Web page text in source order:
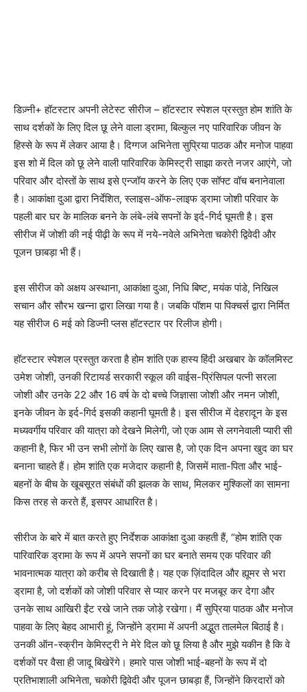
डिज़्नी+ हॉटस्टार अपनी लेटेस्ट सीरीज – हॉटस्टार स्पेशल प्रस्तुत होम शांति के
साथ दर्शकों के लिए दिल छू लेने वाला ड्रामा, बिल्कुल नए पारिवारिक जीवन के
हिस्से के रूप में लेकर आया है। दिग्गज अभिनेता सुप्रिया पाठक और मनोज पाहवा
इस शो में दिल को छू लेने वाली पारिवारिक केमिस्ट्री साझा करते नजर आएंगे, जो
परिवार और दोस्तों के साथ इसे एन्जॉय करने के लिए एक सॉफ्ट वॉच बनानेवाला
है। आकांक्षा दुआ द्वारा निर्देशित, स्लाइस-ऑफ-लाइफ ड्रामा जोशी परिवार के
पहली बार घर के मालिक बनने के लंबे-लंबे सपनों के इर्द-गिर्द घूमती है। इस
सीरीज में जोशी की नई पीढ़ी के रूप में नये-नवेले अभिनेता चकोरी द्विवेदी और
पूजन छाबड़ा भी हैं।
इस सीरीज को अक्षय अस्थाना, आकांक्षा दुआ, निधि बिष्ट, मयंक पांडे, निखिल
सचान और सौरभ खन्ना द्वारा लिखा गया है। जबकि पॉशम पा पिक्चर्स द्वारा निर्मित
यह सीरीज 6 मई को डिज्नी प्लस हॉटस्टार पर रिलीज होगी।
हॉटस्टार स्पेशल प्रस्तुत करता है होम शांति एक हास्य हिंदी अखबार के कॉलमिस्ट
उमेश जोशी, उनकी रिटायर्ड सरकारी स्कूल की वाईस-प्रिंसिपल पत्नी सरला
जोशी और उनके 22 और 16 वर्ष के दो बच्चे जिज्ञासा जोशी और नमन जोशी,
इनके जीवन के इर्द-गिर्द इसकी कहानी घूमती है। इस सीरीज में देहरादून के इस
मध्यवर्गीय परिवार की यात्रा को देखने मिलेगी, जो एक आम से लगनेवाली प्यारी सी
कहानी है, फिर भी उन सभी लोगों के लिए खास है, जो एक दिन अपना खुद का घर
बनाना चाहते हैं। होम शांति एक मजेदार कहानी है, जिसमें माता-पिता और भाई-
बहनों के बीच के खूबसूरत संबंधों की झलक के साथ, मिलकर मुश्किलों का सामना
किस तरह से करते हैं, इसपर आधारित है।
सीरीज के बारे में बात करते हुए निर्देशक आकांक्षा दुआ कहती हैं, “होम शांति एक
पारिवारिक ड्रामा के रूप में अपने सपनों का घर बनाते समय एक परिवार की
भावनात्मक यात्रा को करीब से दिखाती है। यह एक ज़िंदादिल और ह्यूमर से भरा
ड्रामा है, जो दर्शकों को जोशी परिवार से प्यार करने पर मजबूर कर देगा और
उनके साथ आखिरी ईंट रखे जाने तक जोड़े रखेगा। मैं सुप्रिया पाठक और मनोज
पाहवा के लिए बेहद आभारी हूं, जिन्होंने ड्रामा में अपनी अद्भुत तालमेल बिठाई है।
उनकी ऑन-स्क्रीन केमिस्ट्री ने मेरे दिल को छू लिया है और मुझे यकीन है कि वे
दर्शकों पर वैसा ही जादू बिखेरेंगे। हमारे पास जोशी भाई-बहनों के रूप में दो
प्रतिभाशाली अभिनेता, चकोरी द्विवेदी और पूजन छाबड़ा हैं, जिन्होंने किरदारों को